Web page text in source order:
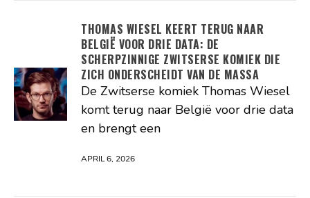
THOMAS WIESEL KEERT TERUG NAAR
BELGIË VOOR DRIE DATA: DE
SCHERPZINNIGE ZWITSERSE KOMIEK DIE
ZICH ONDERSCHEIDT VAN DE MASSA
De Zwitserse komiek Thomas Wiesel
komt terug naar België voor drie data
en brengt een
APRIL 6, 2026